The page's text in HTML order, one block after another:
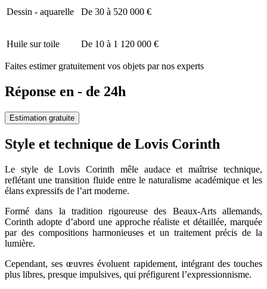
Dessin - aquarelle De 30 à 520 000 €
Huile sur toile De 10 à 1 120 000 €
Faites estimer gratuitement vos objets par nos experts
Réponse en - de 24h
Estimation gratuite
Style et technique de Lovis Corinth
Le style de Lovis Corinth mêle audace et maîtrise technique,
reflétant une transition fluide entre le naturalisme académique et les
élans expressifs de l’art moderne.
Formé dans la tradition rigoureuse des Beaux-Arts allemands,
Corinth adopte d’abord une approche réaliste et détaillée, marquée
par des compositions harmonieuses et un traitement précis de la
lumière.
Cependant, ses œuvres évoluent rapidement, intégrant des touches
plus libres, presque impulsives, qui préfigurent l’expressionnisme.